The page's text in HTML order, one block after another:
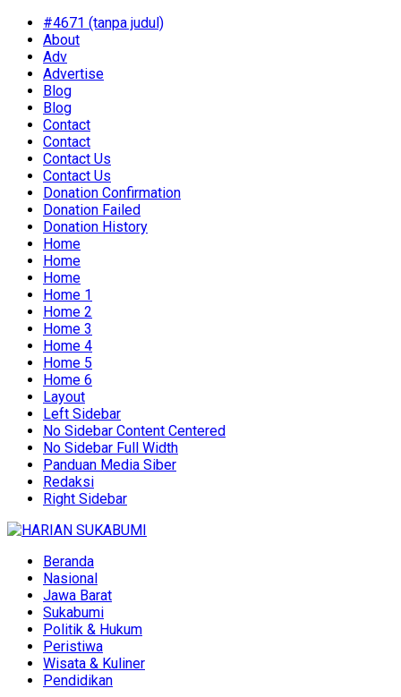
#4671 (tanpa judul)
About
Adv
Advertise
Blog
Blog
Contact
Contact
Contact Us
Contact Us
Donation Confirmation
Donation Failed
Donation History
Home
Home
Home
Home 1
Home 2
Home 3
Home 4
Home 5
Home 6
Layout
Left Sidebar
No Sidebar Content Centered
No Sidebar Full Width
Panduan Media Siber
Redaksi
Right Sidebar
Beranda
Nasional
Jawa Barat
Sukabumi
Politik & Hukum
Peristiwa
Wisata & Kuliner
Pendidikan